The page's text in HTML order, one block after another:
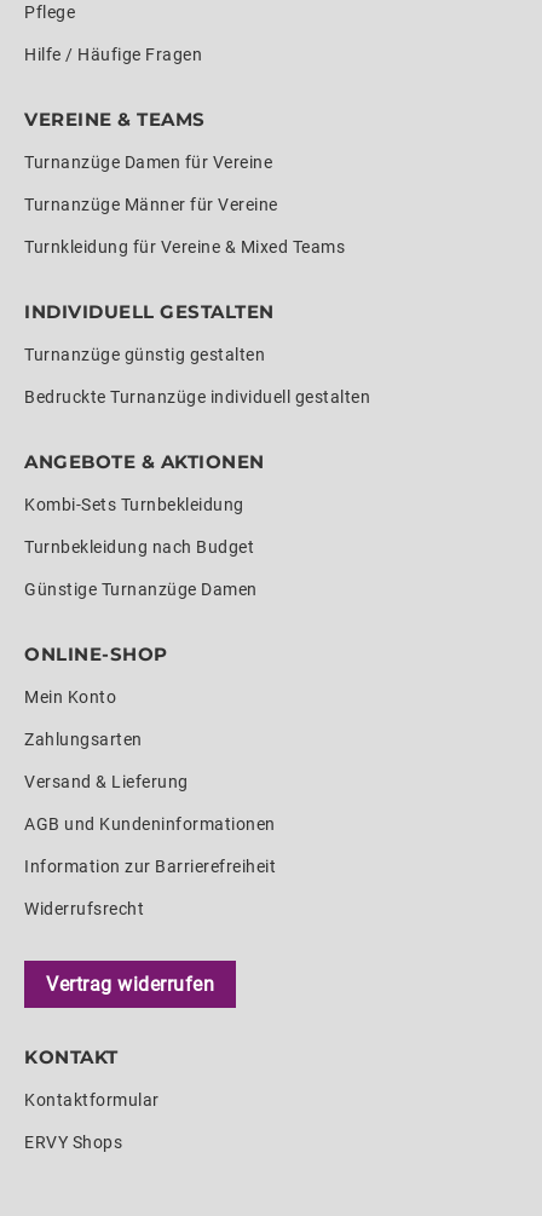
Pflege
Hilfe / Häufige Fragen
VEREINE & TEAMS
Turnanzüge Damen für Vereine
Turnanzüge Männer für Vereine
Turnkleidung für Vereine & Mixed Teams
INDIVIDUELL GESTALTEN
Turnanzüge günstig gestalten
Bedruckte Turnanzüge individuell gestalten
ANGEBOTE & AKTIONEN
Kombi-Sets Turnbekleidung
Turnbekleidung nach Budget
Günstige Turnanzüge Damen
ONLINE-SHOP
Mein Konto
Zahlungsarten
Versand & Lieferung
AGB und Kundeninformationen
Information zur Barrierefreiheit
Widerrufsrecht
Vertrag widerrufen
KONTAKT
Kontaktformular
ERVY Shops